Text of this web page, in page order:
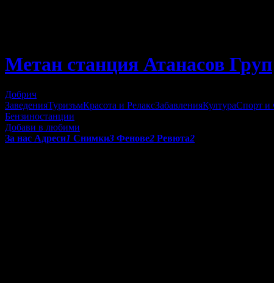
Метан станция Атанасов Груп
Добрич
ЗаведенияТуризъмКрасота и РелаксЗабавленияКултураСпорт и
Бензиностанции
Добави в любими
За нас Адреси1 Снимки3 Фенове2 Ревюта2